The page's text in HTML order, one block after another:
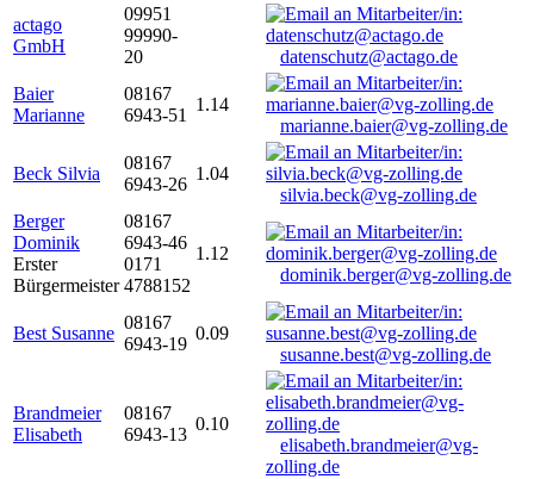
actago
GmbH
09951
99990-
20
datenschutz@actago.de
Baier
Marianne
08167
6943-51
1.14
marianne.baier@vg-zolling.de
Beck Silvia
08167
6943-26
1.04
silvia.beck@vg-zolling.de
Berger
Dominik
Erster
Bürgermeister
08167
6943-46
0171
4788152
1.12
dominik.berger@vg-zolling.de
Best Susanne
08167
6943-19
0.09
susanne.best@vg-zolling.de
Brandmeier
Elisabeth
08167
6943-13
0.10
elisabeth.brandmeier@vg-
zolling.de